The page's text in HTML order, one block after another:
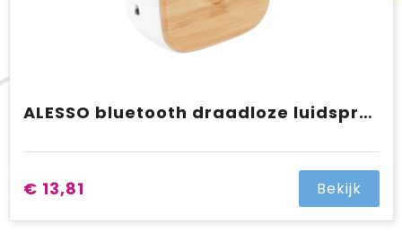
ALESSO bluetooth draadloze luidspreker
€ 13,81 Bekijk